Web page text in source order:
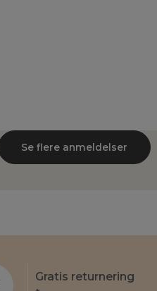
Se flere anmeldelser
Gratis returnering